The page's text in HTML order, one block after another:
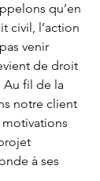
qu’en
civil, l’action
venir
de droit
Au fil de la
notre client
motivations
à ses